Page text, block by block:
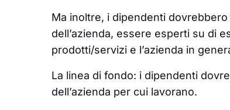
Ma inoltre, i dipendenti
dell’azienda, essere esperti su di
prodotti/servizi e l’azienda in
La linea di fondo: i dipendenti
dell’azienda per cui lavorano.